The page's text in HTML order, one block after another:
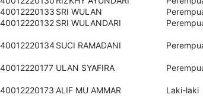
SRI WULAN
SRI WULANDARI
SUCI RAMADANI
ULAN SYAFIRA
ALIF MU AMMAR Laki-laki